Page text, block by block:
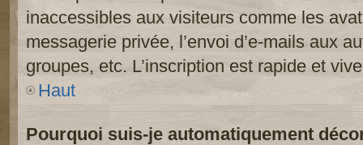
inaccessibles aux visiteurs comme les
messagerie privée, l’envoi d’e-mails aux
groupes, etc. L’inscription est rapide et
Haut
Pourquoi suis-je automatiquement